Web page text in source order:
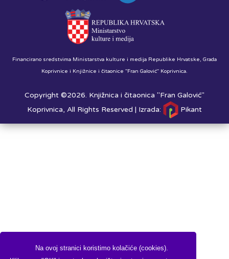
Na ovoj stranici koristimo kolačiće (cookies).
Financirano sredstvima Ministarstva kulture i medija Republike Hrvatske, Grada
Koprivnice i Knjižnice i čitaonice "Fran Galović" Koprivnica.
Copyright ©2026. Knjižnica i čitaonica "Fran Galović"
Koprivnica, All Rights Reserved | Izrada: Pikant